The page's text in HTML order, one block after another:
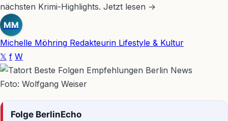
nächsten Krimi-Highlights. Jetzt lesen →
MM
Michelle Möhring Redakteurin Lifestyle & Kultur
𝕏 f W
Foto: Wolfgang Weiser
Folge BerlinEcho